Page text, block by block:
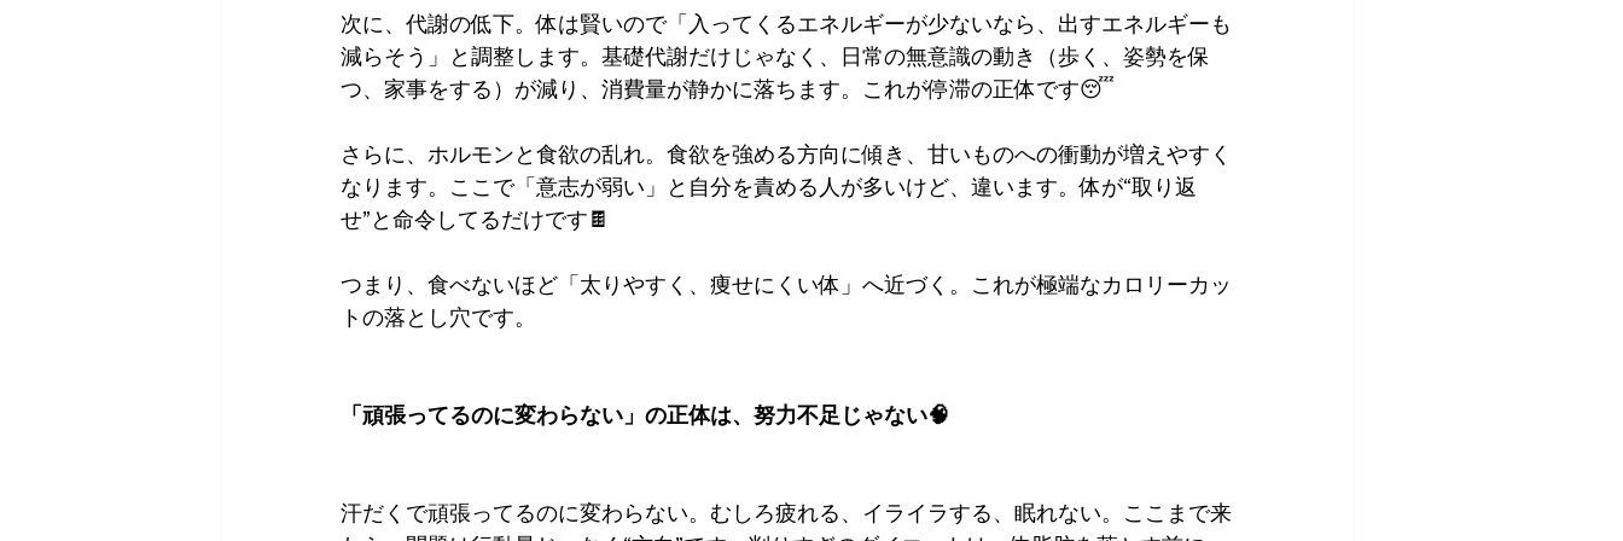
次に、代謝の低下。体は賢いので「入ってくるエネルギーが少ないなら、出すエネルギーも
減らそう」と調整します。基礎代謝だけじゃなく、日常の無意識の動き（歩く、姿勢を保
つ、家事をする）が減り、消費量が静かに落ちます。これが停滞の正体です😴
さらに、ホルモンと食欲の乱れ。食欲を強める方向に傾き、甘いものへの衝動が増えやすく
なります。ここで「意志が弱い」と自分を責める人が多いけど、違います。体が“取り返
せ”と命令してるだけです🍫
つまり、食べないほど「太りやすく、痩せにくい体」へ近づく。これが極端なカロリーカッ
トの落とし穴です。
「頑張ってるのに変わらない」の正体は、努力不足じゃない🧠
汗だくで頑張ってるのに変わらない。むしろ疲れる、イライラする、眠れない。ここまで来